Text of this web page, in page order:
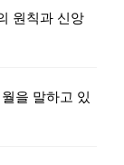
원칙과 신앙
을 말하고 있